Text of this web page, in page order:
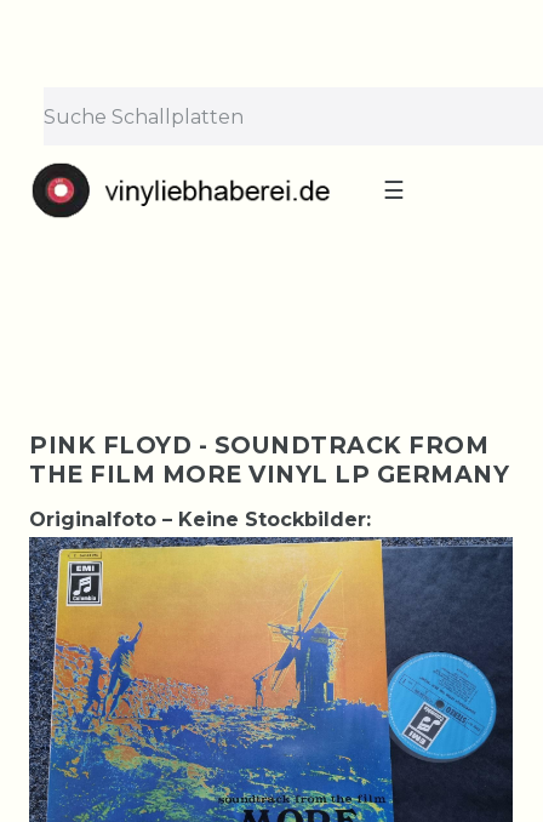
Bestellungen nehmen wir gerne entgegen —
der Versand startet wieder ab Montag, 31.
☰
PINK FLOYD - SOUNDTRACK FROM
THE FILM MORE VINYL LP GERMANY
Originalfoto – Keine Stockbilder: